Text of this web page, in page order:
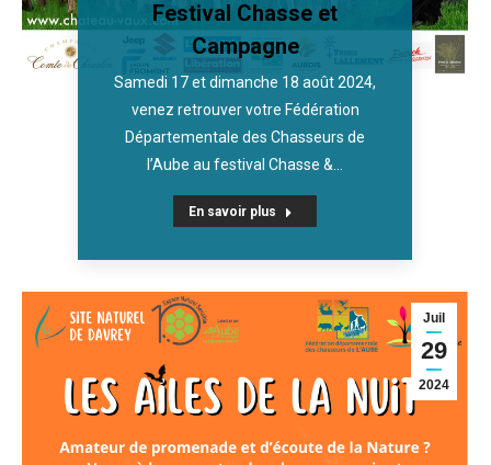
Festival Chasse et
Campagne
Samedi 17 et dimanche 18 août 2024,
venez retrouver votre Fédération
Départementale des Chasseurs de
l’Aube au festival Chasse &…
En savoir plus
Juil
29
2024